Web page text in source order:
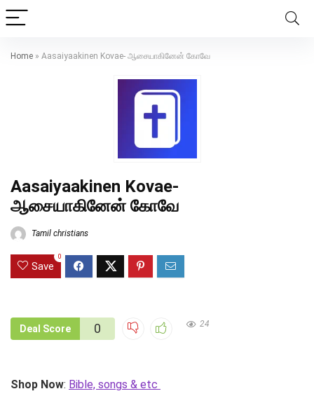
Home » Aasaiyaakinen Kovae- ஆசையாகினேன் கோவே
Aasaiyaakinen Kovae-
ஆசையாகினேன் கோவே
Tamil christians
Save
0
Deal Score 0 24
Shop Now: Bible, songs & etc